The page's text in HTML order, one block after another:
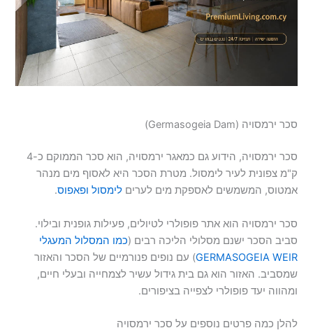
סכר ירמסויה (Germasogeia Dam)
סכר ירמסויה, הידוע גם כמאגר ירמסויה, הוא סכר הממוקם כ-4
ק"מ צפונית לעיר לימסול. מטרת הסכר היא לאסוף מים מנהר
אמטוס, המשמשים לאספקת מים לעריםלימסול ופאפוס.
סכר ירמסויה הוא אתר פופולרי לטיולים, פעילות גופנית ובילוי.
סביב הסכר ישנם מסלולי הליכה רבים (כמו המסלול המעגלי
GERMASOGEIA WEIR) עם נופים פנורמיים של הסכר והאזור
שמסביב. האזור הוא גם בית גידול עשיר לצמחייה ובעלי חיים,
ומהווה יעד פופולרי לצפייה בציפורים.
להלן כמה פרטים נוספים על סכר ירמסויה